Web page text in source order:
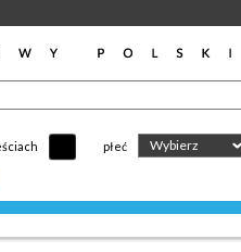
płeć Wybierz